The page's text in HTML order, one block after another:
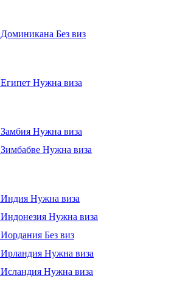
Доминикана Без виз
Египет Нужна виза
Замбия Нужна виза
Зимбабве Нужна виза
Индия Нужна виза
Индонезия Нужна виза
Иордания Без виз
Ирландия Нужна виза
Исландия Нужна виза